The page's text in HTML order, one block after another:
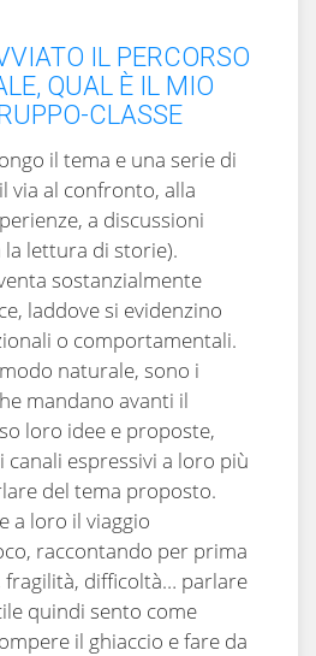
IL PERCORSO
QUAL È IL MIO
CLASSE
il tema e una serie di
via al confronto, alla
a discussioni
lettura di storie).
sostanzialmente
laddove si evidenzino
o comportamentali.
naturale, sono i
mandano avanti il
loro idee e proposte,
canali espressivi a loro più
del tema proposto.
a loro il viaggio
raccontando per prima
fragilità, difficoltà… parlare
quindi sento come
il ghiaccio e fare da